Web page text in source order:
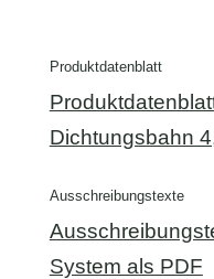
Produktdatenblatt
Dichtungsbahn
Ausschreibungstexte
System als PDF